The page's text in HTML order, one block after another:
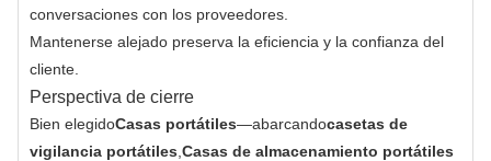
conversaciones con los proveedores.
Mantenerse alejado preserva la eficiencia y la confianza del
cliente.
Perspectiva de cierre
Bien elegidoCasas portátiles—abarcandocasetas de
vigilancia portátiles Casas de almacenamiento portátiles